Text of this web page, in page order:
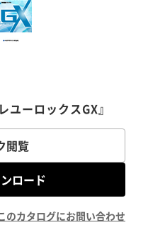
ーロックスGX』
閲覧
ロード
のカタログにお問い合わせ